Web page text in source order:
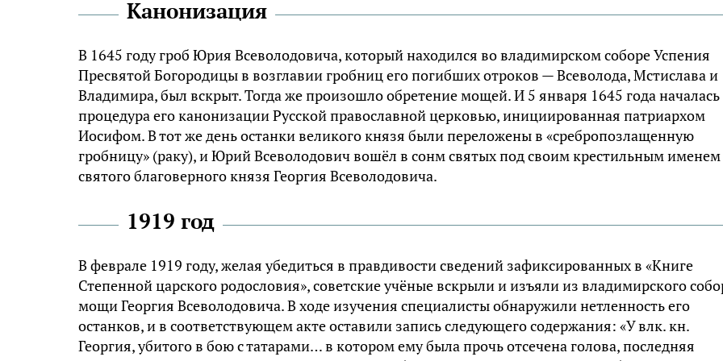
Канонизация
В 1645 году гроб Юрия Всеволодовича, который находился во владимирском соборе Успения
Пресвятой Богородицы в возглавии гробниц его погибших отроков — Всеволода, Мстислава и
Владимира, был вскрыт. Тогда же произошло обретение мощей. И 5 января 1645 года началась
процедура его канонизации Русской православной церковью, инициированная патриархом
Иосифом. В тот же день останки великого князя были переложены в «сребропозлащенную
гробницу» (раку), и Юрий Всеволодович вошёл в сонм святых под своим крестильным именем
святого благоверного князя Георгия Всеволодовича.
1919 год
В феврале 1919 году, желая убедиться в правдивости сведений зафиксированных в «Книге
Степенной царского родословия», советские учёные вскрыли и изъяли из владимирского
мощи Георгия Всеволодовича. В ходе изучения специалисты обнаружили нетленность его
останков, и в соответствующем акте оставили запись следующего содержания: «У влк. кн.
Георгия, убитого в бою с татарами… в котором ему была прочь отсечена голова, последняя